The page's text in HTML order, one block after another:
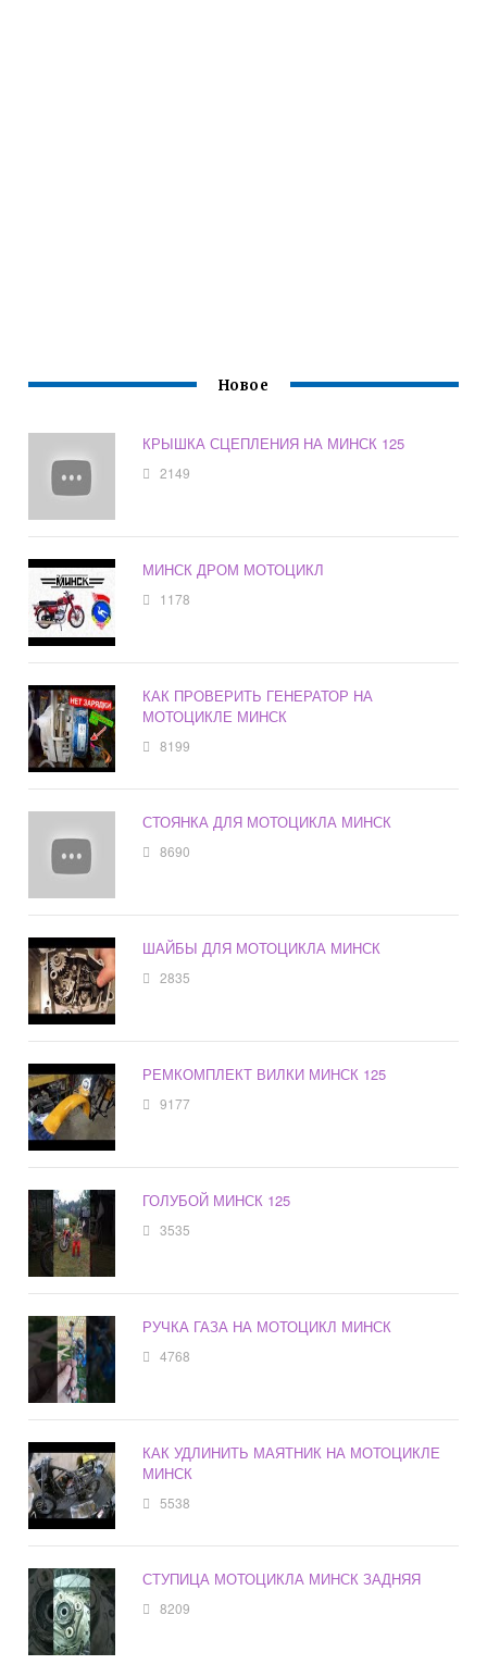
Новое
КРЫШКА СЦЕПЛЕНИЯ НА МИНСК 125
2149
МИНСК ДРОМ МОТОЦИКЛ
1178
КАК ПРОВЕРИТЬ ГЕНЕРАТОР НА
МОТОЦИКЛЕ МИНСК
8199
СТОЯНКА ДЛЯ МОТОЦИКЛА МИНСК
8690
ШАЙБЫ ДЛЯ МОТОЦИКЛА МИНСК
2835
РЕМКОМПЛЕКТ ВИЛКИ МИНСК 125
9177
ГОЛУБОЙ МИНСК 125
3535
РУЧКА ГАЗА НА МОТОЦИКЛ МИНСК
4768
КАК УДЛИНИТЬ МАЯТНИК НА МОТОЦИКЛЕ
МИНСК
5538
СТУПИЦА МОТОЦИКЛА МИНСК ЗАДНЯЯ
8209